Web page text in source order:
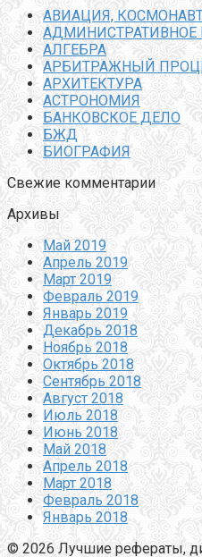
АВИАЦИЯ,
АДМИНИСТРАТИВНОЕ
АЛГЕБРА
АРБИТРАЖНЫЙ
АРХИТЕКТУРА
АСТРОНОМИЯ
БАНКОВСКОЕ ДЕЛО
БЖД
БИОГРАФИЯ
Свежие комментарии
Архивы
Май 2019
Апрель 2019
Март 2019
Февраль 2019
Январь 2019
Декабрь 2018
Ноябрь 2018
Октябрь 2018
Сентябрь 2018
Август 2018
Июль 2018
Июнь 2018
Май 2018
Апрель 2018
Март 2018
Февраль 2018
Январь 2018
© 2026 Лучшие рефераты,